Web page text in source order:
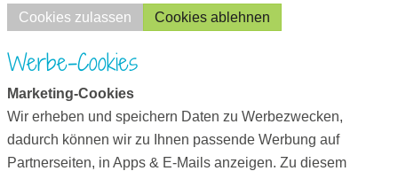
Cookies zulassen Cookies ablehnen
Werbe-Cookies
Marketing-Cookies
Wir erheben und speichern Daten zu Werbezwecken,
dadurch können wir zu Ihnen passende Werbung auf
Partnerseiten, in Apps & E-Mails anzeigen. Zu diesem